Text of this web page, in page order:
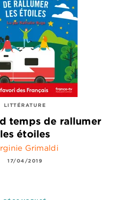
LITTÉRATURE
temps de rallumer
les étoiles
Grimaldi
17/04/2019